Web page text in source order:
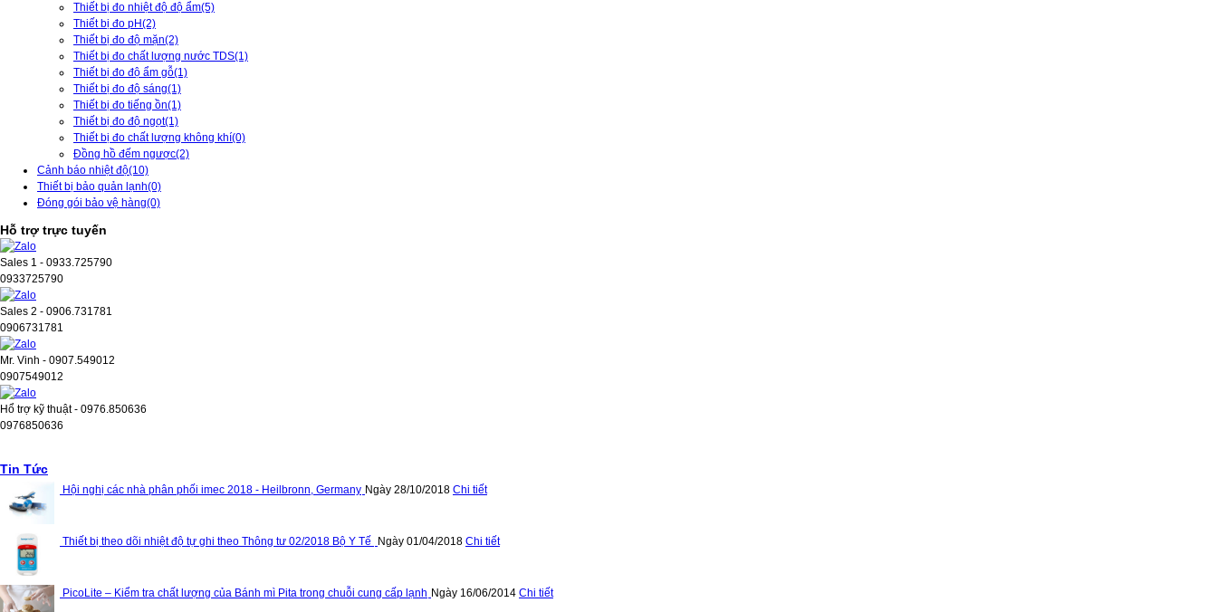
Thiết bị đo nhiệt độ độ ẩm(5)
Thiết bị đo pH(2)
Thiết bị đo độ mặn(2)
Thiết bị đo chất lượng nước TDS(1)
Thiết bị đo độ ẩm gỗ(1)
Thiết bị đo độ sáng(1)
Thiết bị đo tiếng ồn(1)
Thiết bị đo độ ngọt(1)
Thiết bị đo chất lượng không khí(0)
Đồng hồ đếm ngược(2)
Cảnh báo nhiệt độ(10)
Thiết bị bảo quản lạnh(0)
Đóng gói bảo vệ hàng(0)
Hỗ trợ trực tuyến
Sales 1 - 0933.725790
0933725790
Sales 2 - 0906.731781
0906731781
Mr. Vinh - 0907.549012
0907549012
Hổ trợ kỹ thuật - 0976.850636
0976850636
Tin Tức
Hội nghị các nhà phân phối imec 2018 - Heilbronn, Germany Ngày 28/10/2018 Chi tiết
Thiết bị theo dõi nhiệt độ tự ghi theo Thông tư 02/2018 Bộ Y Tế Ngày 01/04/2018 Chi tiết
PicoLite – Kiểm tra chất lượng của Bánh mì Pita trong chuỗi cung cấp lạnh Ngày 16/06/2014 Chi tiết